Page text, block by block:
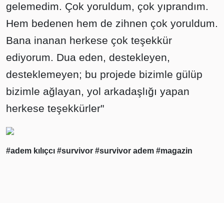
gelemedim. Çok yoruldum, çok yıprandım.
Hem bedenen hem de zihnen çok yoruldum.
Bana inanan herkese çok teşekkür
ediyorum. Dua eden, destekleyen,
desteklemeyen; bu projede bizimle gülüp
bizimle ağlayan, yol arkadaşlığı yapan
herkese teşekkürler"
#adem kılıçcı #survivor #survivor adem #magazin